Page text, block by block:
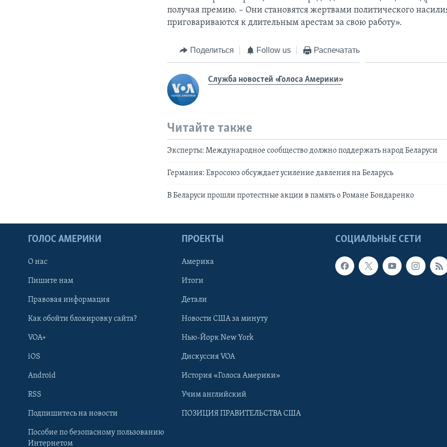
Learning English
получая премию. – Они становятся жертвами политического
приговариваются к длительным арестам за свою работу».
Поделиться Follow us Распечатать
Служба новостей «Голоса Америки»
Читайте также
Эксперты: Международное сообщество должно поддержать народ Беларуси
Германия: Евросоюз обсуждает усиление давления на Беларусь
В Беларуси прошли протестные акции в память о Романе Бондаренко
СОЦИАЛЬНЫЕ СЕТИ
ГОЛОС АМЕРИКИ
О нас
Пишите нам
Правовая информация
Как обойти блокировку сайта?
VOA+
iOS
Android
RSS
Подпишитесь на новости
Пособие по безопасному пользованию
Интернетом
ПРОЕКТЫ
Америка
Итоги
Детали
Новости США за минуту
Нью-Йорк New York
Дискуссия VOA
История «Голоса Америки»
Учим английский
ПОЗИЦИЯ ПРАВИТЕЛЬСТВА США